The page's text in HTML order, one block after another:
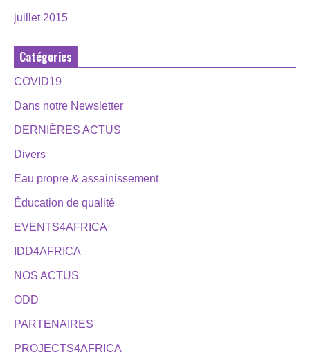
juillet 2015
Catégories
COVID19
Dans notre Newsletter
DERNIÈRES ACTUS
Divers
Eau propre & assainissement
Éducation de qualité
EVENTS4AFRICA
IDD4AFRICA
NOS ACTUS
ODD
PARTENAIRES
PROJECTS4AFRICA